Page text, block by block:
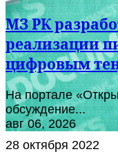
МЗ РК
реализации
цифровым
На портале
обсуждение...
авг 06, 2026
28 октября 2022